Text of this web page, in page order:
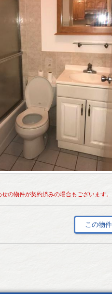
の物件が契約済みの場合もございます
この物